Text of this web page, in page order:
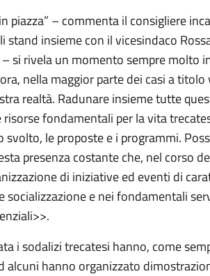
piazza” – commenta il consigliere
stand insieme con il vicesindaco
si rivela un momento sempre molto
nella maggior parte dei casi a
realtà. Radunare insieme tutte
risorse fondamentali per la vita
svolto, le proposte e i programmi.
presenza costante che, nel corso
di iniziative ed eventi di
e nei fondamentali
i sodalizi trecatesi hanno, come
alcuni hanno organizzato